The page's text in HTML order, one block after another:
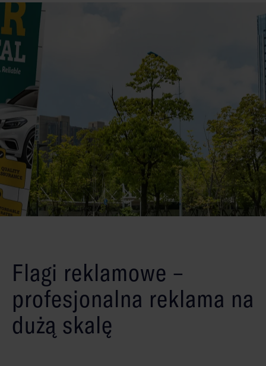
Flagi reklamowe –
profesjonalna reklama na
dużą skalę